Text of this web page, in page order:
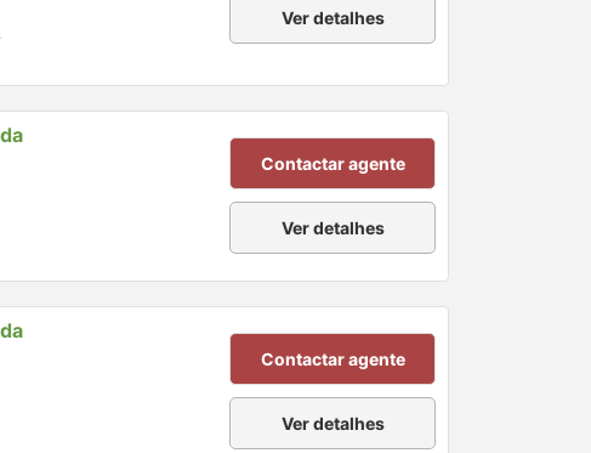
Ver detalhes
Contactar agente
Ver detalhes
Contactar agente
Ver detalhes